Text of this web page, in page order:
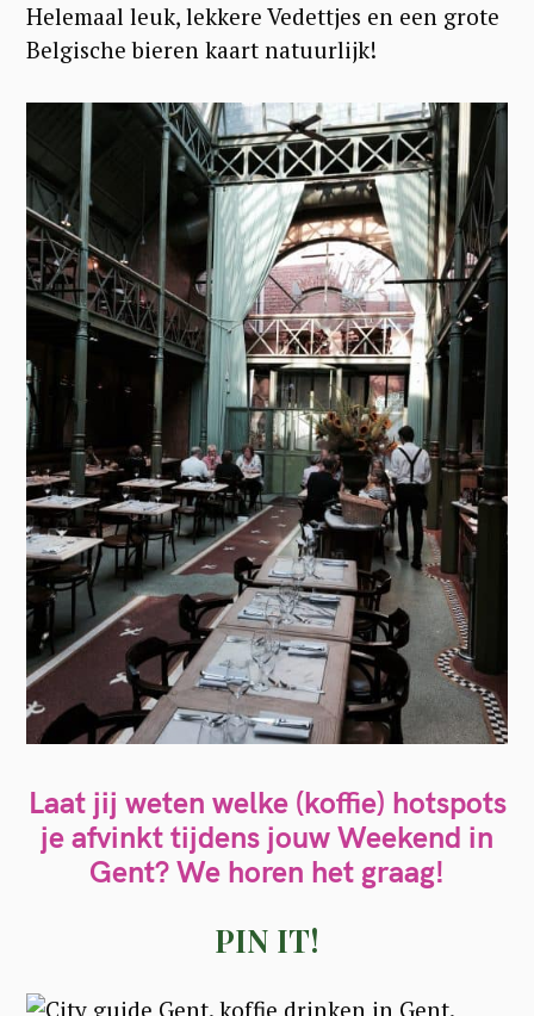
Helemaal leuk, lekkere Vedettjes en een grote
Belgische bieren kaart natuurlijk!
Laat jij weten welke (koffie) hotspots
je afvinkt tijdens jouw Weekend in
Gent? We horen het graag!
PIN IT!